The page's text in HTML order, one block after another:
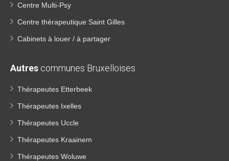
Centre Multi-Psy
Centre thérapeutique Saint Gilles
Cabinets à louer / à partager
Autres communes Bruxelloises
Thérapeutes Etterbeek
Thérapeutes Ixelles
Thérapeutes Uccle
Thérapeutes Kraainem
Thérapeutes Woluwe